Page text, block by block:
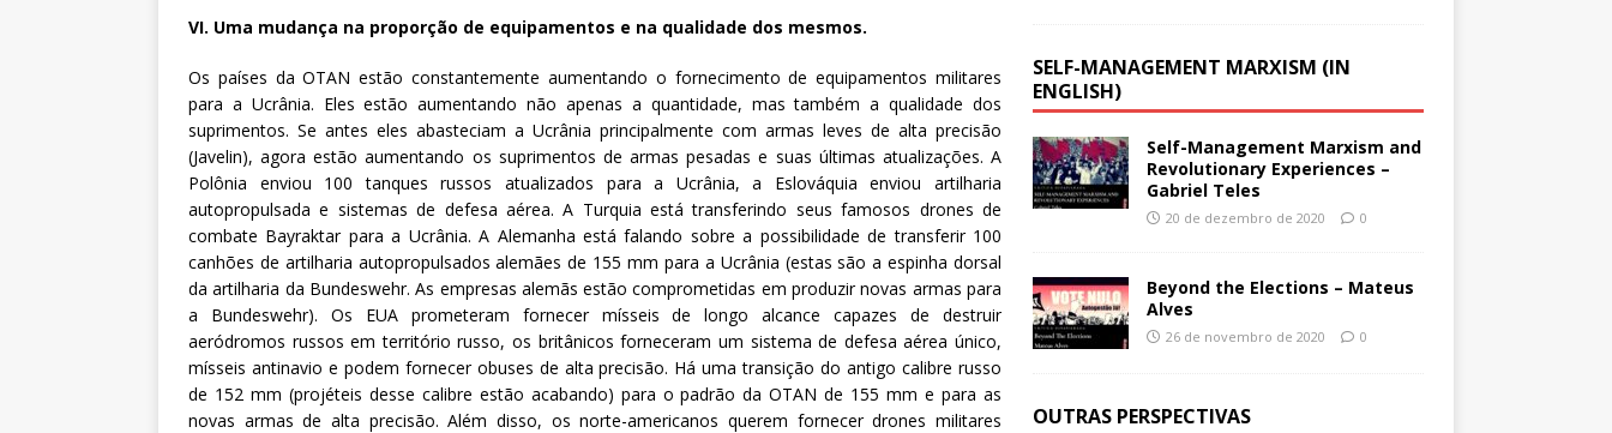
VI. Uma mudança na proporção de equipamentos e na qualidade dos mesmos.
Os países da OTAN estão constantemente aumentando o fornecimento de equipamentos militares
para a Ucrânia. Eles estão aumentando não apenas a quantidade, mas também a qualidade dos
suprimentos. Se antes eles abasteciam a Ucrânia principalmente com armas leves de alta precisão
(Javelin), agora estão aumentando os suprimentos de armas pesadas e suas últimas atualizações. A
Polônia enviou 100 tanques russos atualizados para a Ucrânia, a Eslováquia enviou artilharia
autopropulsada e sistemas de defesa aérea. A Turquia está transferindo seus famosos drones de
combate Bayraktar para a Ucrânia. A Alemanha está falando sobre a possibilidade de transferir 100
canhões de artilharia autopropulsados alemães de 155 mm para a Ucrânia (estas são a espinha dorsal
da artilharia da Bundeswehr. As empresas alemãs estão comprometidas em produzir novas armas para
a Bundeswehr). Os EUA prometeram fornecer mísseis de longo alcance capazes de destruir
aeródromos russos em território russo, os britânicos forneceram um sistema de defesa aérea único,
mísseis antinavio e podem fornecer obuses de alta precisão. Há uma transição do antigo calibre russo
de 152 mm (projéteis desse calibre estão acabando) para o padrão da OTAN de 155 mm e para as
novas armas de alta precisão. Além disso, os norte-americanos querem fornecer drones militares
SELF-MANAGEMENT MARXISM (IN
ENGLISH)
Self-Management Marxism and
Revolutionary Experiences –
Gabriel Teles
20 de dezembro de 2020 0
Beyond the Elections – Mateus
Alves
26 de novembro de 2020 0
OUTRAS PERSPECTIVAS